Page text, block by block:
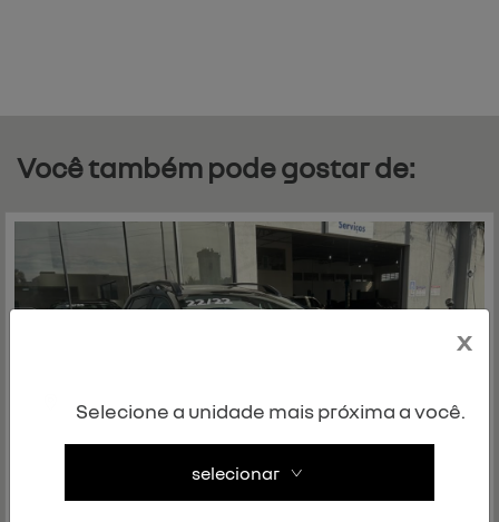
Você também pode gostar de:
x
Selecione a unidade mais próxima a você.
selecionar